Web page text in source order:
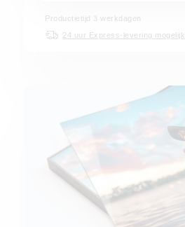
Productietijd 3 werkdagen
24 uur Express-levering mogelijk